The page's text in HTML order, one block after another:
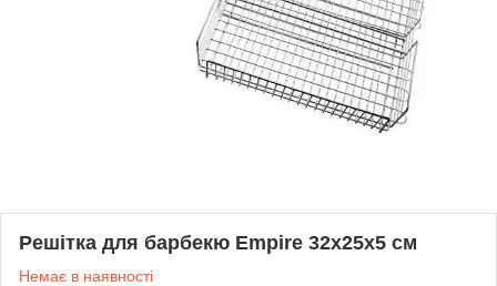
Решітка для барбекю Empire 32х25х5 см
Немає в наявності